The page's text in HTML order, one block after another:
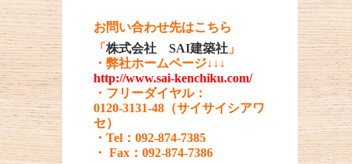
お問い合わせ先はこちら
「 株式会社 SAI建築社 」
・弊社ホームページ↓↓↓
http://www.sai-kenchiku.com/
・フリーダイヤル：
0120-3131-48（サイサイシアワ
セ）
・Tel：092-874-7385
・ Fax：092-874-7386